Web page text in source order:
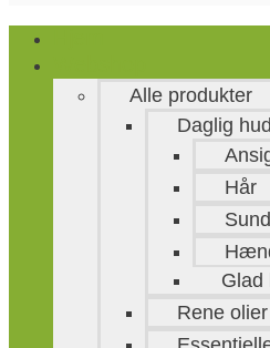
Alle produkter
Daglig
Hår
Glad
Rene